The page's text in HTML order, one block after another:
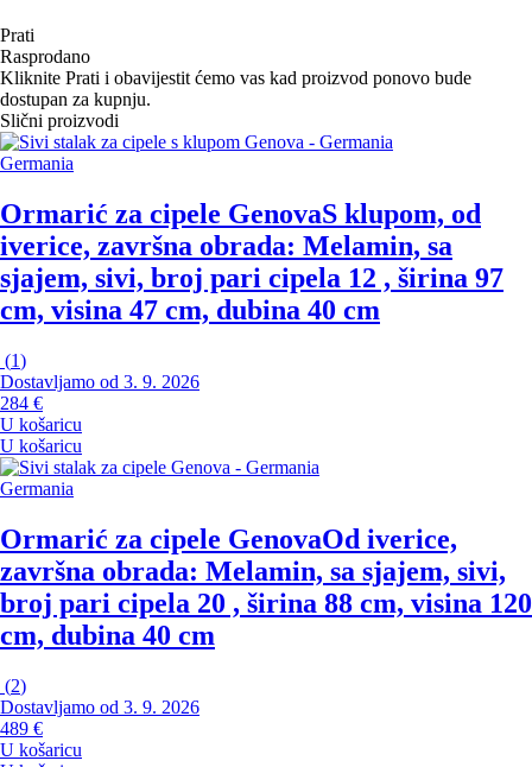
Prati
Rasprodano
Kliknite Prati i obavijestit ćemo vas kad proizvod ponovo bude
dostupan za kupnju.
Slični proizvodi
Germania
Ormarić za cipele GenovaS klupom, od
iverice, završna obrada: Melamin, sa
sjajem, sivi, broj pari cipela 12 , širina 97
cm, visina 47 cm, dubina 40 cm
(1)
Dostavljamo od 3. 9. 2026
284 €
U košaricu
U košaricu
Germania
Ormarić za cipele GenovaOd iverice,
završna obrada: Melamin, sa sjajem, sivi,
broj pari cipela 20 , širina 88 cm, visina 120
cm, dubina 40 cm
(2)
Dostavljamo od 3. 9. 2026
489 €
U košaricu